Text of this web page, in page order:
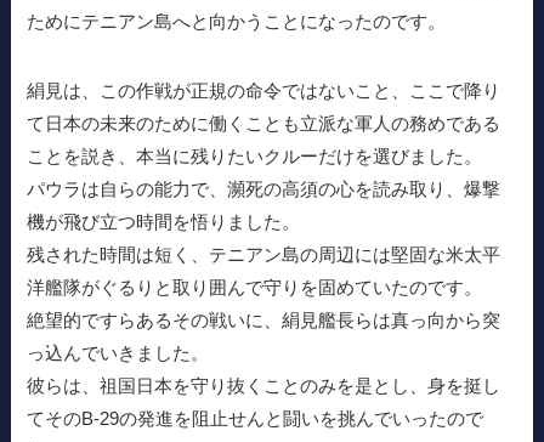
ためにテニアン島へと向かうことになったのです。
絹見は、この作戦が正規の命令ではないこと、ここで降り
て日本の未来のために働くことも立派な軍人の務めである
ことを説き、本当に残りたいクルーだけを選びました。
パウラは自らの能力で、瀕死の高須の心を読み取り、爆撃
機が飛び立つ時間を悟りました。
残された時間は短く、テニアン島の周辺には堅固な米太平
洋艦隊がぐるりと取り囲んで守りを固めていたのです。
絶望的ですらあるその戦いに、絹見艦長らは真っ向から突
っ込んでいきました。
彼らは、祖国日本を守り抜くことのみを是とし、身を挺し
てそのB-29の発進を阻止せんと闘いを挑んでいったので